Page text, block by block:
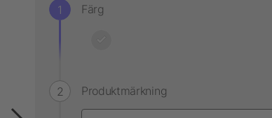
Färg
Produktmärkning